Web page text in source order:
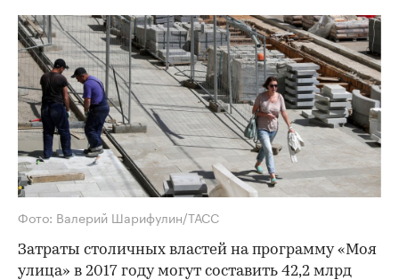
Фото: Валерий Шарифулин/ТАСС
Затраты столичных властей на программу «Моя
улица» в 2017 году могут составить 42,2 млрд